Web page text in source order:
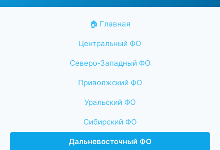
🏠 Главная
Центральный ФО
Северо-Западный ФО
Приволжский ФО
Уральский ФО
Сибирский ФО
Дальневосточный ФО